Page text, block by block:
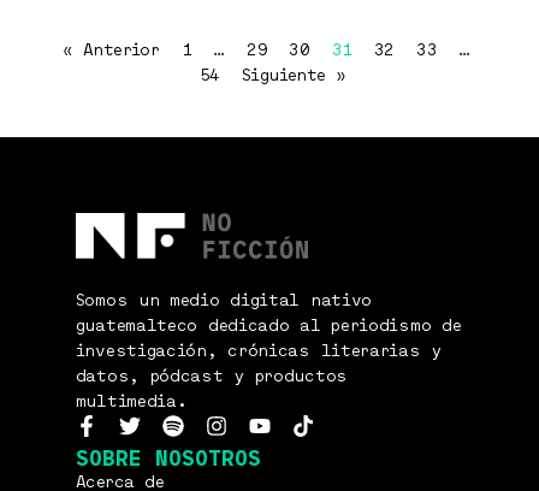
« Anterior 1 … 29 30 31 32 33
…
54
Siguiente »
Somos un medio digital nativo
guatemalteco dedicado al periodismo de
investigación, crónicas literarias y
datos, pódcast y productos
multimedia.
SOBRE NOSOTROS
Acerca de